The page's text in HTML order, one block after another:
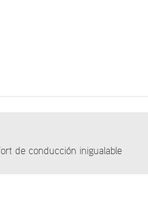
de conducción inigualable